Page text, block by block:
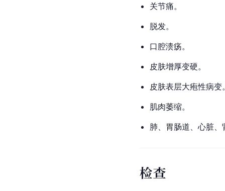
关节痛。
脱发。
口腔溃疡。
皮肤增厚变硬。
皮肤表层大疱性病变
肌肉萎缩。
肺、胃肠道、心脏
检查